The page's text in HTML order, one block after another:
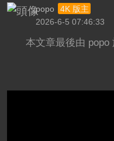
popo
4K 版主
2026-6-5 07:46:33
本文章最後由 popo